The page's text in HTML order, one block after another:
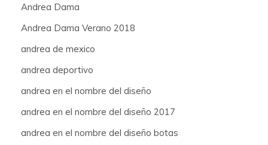
Andrea Dama
Andrea Dama Verano 2018
andrea de mexico
andrea deportivo
andrea en el nombre del diseño
andrea en el nombre del diseño 2017
andrea en el nombre del diseño botas